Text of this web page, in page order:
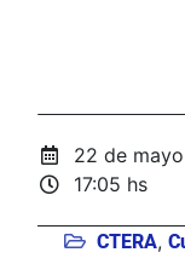
22 de
17:05 hs
CTERA,